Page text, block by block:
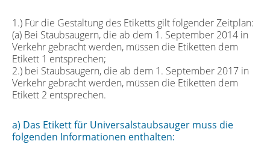
1.) Für die Gestaltung des Etiketts gilt folgender Zeitplan:
(a) Bei Staubsaugern, die ab dem 1. September 2014 in
Verkehr gebracht werden, müssen die Etiketten dem
Etikett 1 entsprechen;
2.) bei Staubsaugern, die ab dem 1. September 2017 in
Verkehr gebracht werden, müssen die Etiketten dem
Etikett 2 entsprechen.
a) Das Etikett für Universalstaubsauger muss die
folgenden Informationen enthalten: